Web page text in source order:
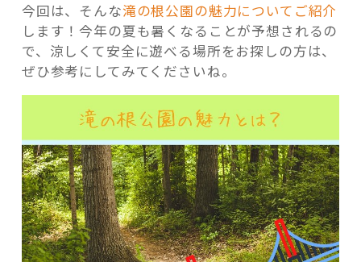
今回は、そんな滝の根公園の魅力についてご紹介
します！今年の夏も暑くなることが予想されるの
で、涼しくて安全に遊べる場所をお探しの方は、
ぜひ参考にしてみてくださいね。